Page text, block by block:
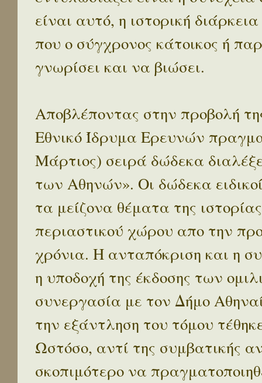
είναι αυτό, η ιστορική
που ο σύγχρονος κάτοικος ή
γνωρίσει και να βιώσει.
Αποβλέποντας στην προβολή
Εθνικό Ίδρυμα Ερευνών
Μάρτιος) σειρά δώδεκα
των Αθηνών». Οι δώδεκα
τα μείζονα θέματα της
περιαστικού χώρου απο την
χρόνια. Η ανταπόκριση και η
η υποδοχή της έκδοσης των
συνεργασία με τον Δήμο
την εξάντληση του τόμου
Ωστόσο, αντί της συμβατικής
σκοπιμότερο να